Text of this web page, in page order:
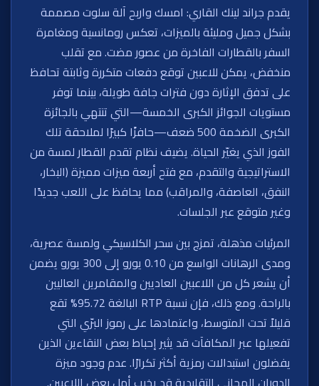
يقدم جراند لينك القاري: امسك واربح آلة سلوت مصممة
بشكل جميل ومليئة بالميزات، تعكس رومانسية ومغامرة
السفر بالقطارات الفاخرة من عصور مضت. مع تقلب
منخفض، يمكن للاعبين توقع دفعات متكررة وثابتة تحافظ
على تدفق الإثارة دون فترات جافة طويلة، بينما توفر
مستويات الجوائز الكبرى الخمسة—التي تنتهي بالجائزة
الكبرى الضخمة 500 ضعف—حافزًا كبيرًا لملاحقة تلك
الفوز الذي يغيّر الحياة. يضيف نظام تقدم القطار لمسة من
الاستراتيجية والتقدم، مع فتح أربعة ميزات مميزة (البخار،
النفق، العاصفة، والمراقب) مما يحافظ على اللعب جديدًا
وغير متوقع عبر الجلسات.
المرئيات مذهلة، تمزج بين سحر الكلاسيكي ولمسة عصرية،
ومدى الرهانات الواسع من 0.10 يورو إلى 300 يورو يضمن
أن يشعر كل من اللاعبين العاديين والمقامرين العاليين
بالراحة. ومع ذلك، فإن نسبة RTP البالغة 95.72% تقع
قليلاً تحت المتوسط، واعتمادها على رموز البرّي التي
تفعيلها عبر المكافآت قد يثير إحباط بعض النقاءين الذين
يفضلون استبدالات رمزية أكثر تكرارًا. عدم وجود ميزة